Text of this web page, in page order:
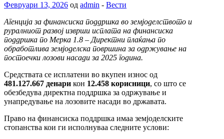
Февруари 13, 2026 од admin - Вести
Агенција за финансиска поддршка во земјоделството и
руралниот развој изврши исплата на финансиска
поддршка по Мерка 1.8 – Директни плаќања по
обработлива земјоделска површина за одржување на
постоечки лозови насади за 2025 година.
Средствата се исплатени во вкупен износ од
481.127.667 денари кон 12.458 корисници, со што се
обезбедува директна поддршка за одржување и
унапредување на лозовите насади во државата.
Право на финансиска поддршка имаа земјоделските
стопанства кои ги исполнуваа следните услови: